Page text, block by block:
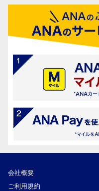
会社概要
ご利用規約